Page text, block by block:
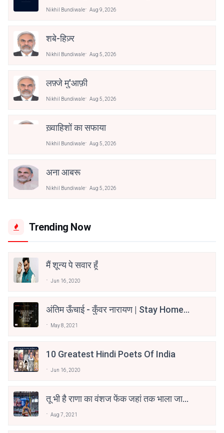
Nikhil Bundiwale Aug 9, 2026
शबे-हिज़्र
Nikhil Bundiwale Aug 5, 2026
लफ़्जे मु'आफ़ी
Nikhil Bundiwale Aug 5, 2026
ख़्वाहिशों का सफाया
Nikhil Bundiwale Aug 5, 2026
अना आबरू
Nikhil Bundiwale Aug 5, 2026
Trending Now
मैं शून्य पे सवार हूँ
Jun 16, 2020
अंतिम ऊँचाई - कुँवर नारायण | Stay Home
May 8, 2021
10 Greatest Hindi Poets Of India
Jun 16, 2020
तू भी है राणा का वंशज फेंक जहां तक भाला जाए:
Aug 7, 2021